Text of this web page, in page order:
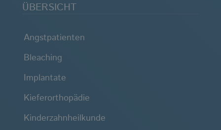
ÜBERSICHT
Angstpatienten
Bleaching
Implantate
Kieferorthopädie
Kinderzahnheilkunde